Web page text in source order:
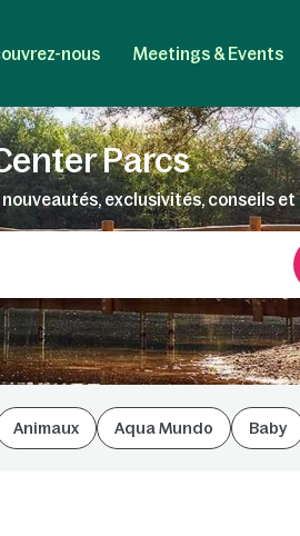
nous Meetings & Events
Parcs
exclusivités, conseils et
Animaux Aqua Mundo Baby